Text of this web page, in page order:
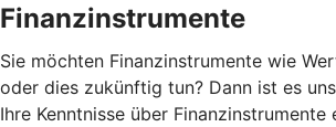
Finanzinstrumente
Sie möchten Finanzinstrumente wie
oder dies zukünftig tun? Dann ist es
Ihre Kenntnisse über Finanzinstrumente